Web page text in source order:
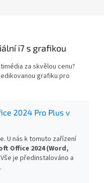
i7 s grafikou
za skvělou cenu?
grafiku pro
2024 Pro Plus v
U nás k tomuto zařízení
Office 2024 (Word,
je předinstalováno a